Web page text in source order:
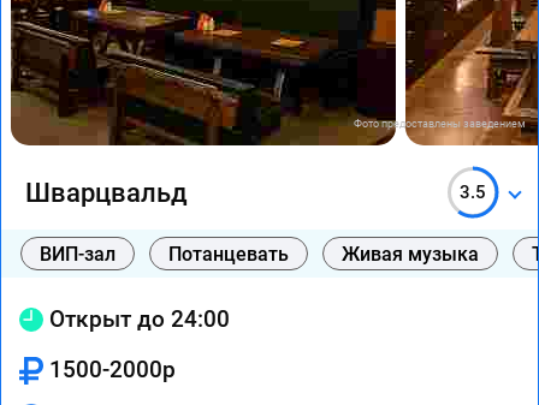
Фото предоставлены заведением
Шварцвальд 3.5
ВИП-зал Потанцевать Живая музыка
Открыт до 24:00
1500-2000р